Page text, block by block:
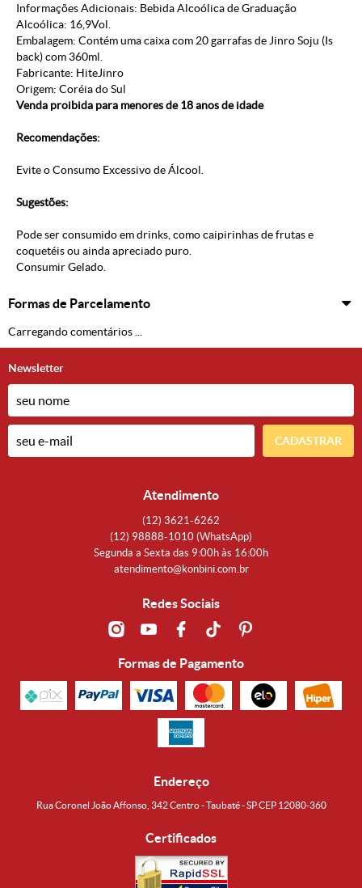
Informações Adicionais: Bebida Alcoólica de Graduação
Alcoólica: 16,9Vol.
Embalagem: Contém uma caixa com 20 garrafas de Jinro Soju (Is
back) com 360ml.
Fabricante: HiteJinro
Origem: Coréia do Sul
Venda proibida para menores de 18 anos de idade
Recomendações:
Evite o Consumo Excessivo de Álcool.
Sugestões:
Pode ser consumido em drinks, como caipirinhas de frutas e
coquetéis ou ainda apreciado puro.
Consumir Gelado.
Formas de Parcelamento
Carregando comentários ...
Newsletter
CADASTRAR
Atendimento
(12) 3621-6262
(12) 98888-1010 (WhatsApp)
Segunda a Sexta das 9:00h às 16:00h
atendimento@konbini.com.br
Redes Sociais
Formas de Pagamento
Endereço
Rua Coronel João Affonso, 342 Centro - Taubaté - SP CEP 12080-360
Certificados